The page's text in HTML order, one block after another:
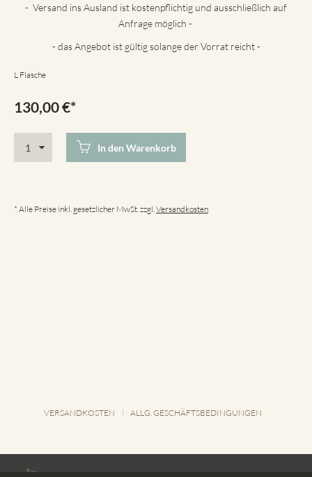
- Versand ins Ausland ist kostenpflichtig und ausschließlich auf
Anfrage möglich -
- das Angebot ist gültig solange der Vorrat reicht -
L Flasche
130,00€*
In den Warenkorb
* Alle Preise inkl. gesetzlicher MwSt. zzgl. Versandkosten
VERSANDKOSTEN ALLG. GESCHÄFTSBEDINGUNGEN